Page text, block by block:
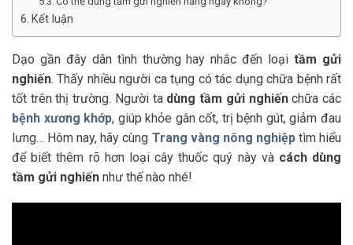
Kết luận
Dạo gần đây dân tình thường hay nhắc đến loạitầm gửi
nghiến. Thấy nhiều người ca tụng có tác dụng chữa bệnh rất
tốt trên thị trường. Người ta dùng tầm gửi nghiếnchữa các
bệnh xương khớp, giúp khỏe gân cốt, trị bệnh gút, giảm đau
lưng… Hôm nay, hãy cùng Trang vàng nông nghiệptìm hiểu
để biết thêm rõ hơn loại cây thuốc quý này và cách dùng
tầm gửi nghiến như thế nào nhé!